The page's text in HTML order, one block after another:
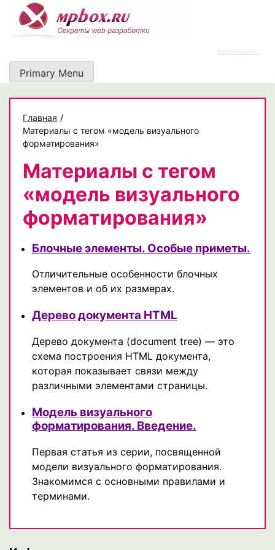
content
https://rz-work.ru
Primary Menu
Главная /
Материалы с тегом «модель визуального
форматирования»
Материалы с тегом
«модель визуального
форматирования»
Блочные элементы. Особые приметы.
Отличительные особенности блочных
элементов и об их размерах.
Дерево документа HTML
Дерево документа (document tree) — это
схема построения HTML документа,
которая показывает связи между
различными элементами страницы.
Модель визуального
форматирования. Введение.
Первая статья из серии, посвященной
модели визуального форматирования.
Знакомимся с основными правилами и
терминами.